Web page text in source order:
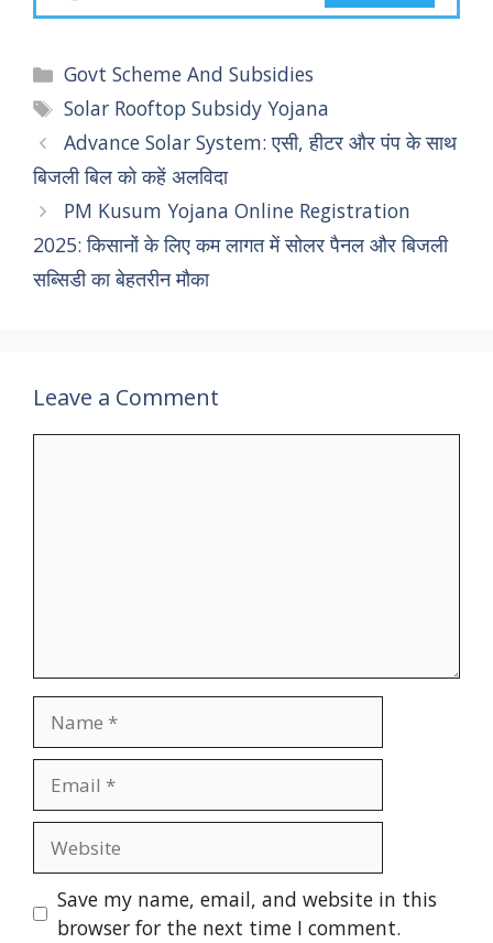
Categories
Govt Scheme And Subsidies
Tags
Solar Rooftop Subsidy Yojana
Advance Solar System: एसी, हीटर और पंप के साथ
बिजली बिल को कहें अलविदा
PM Kusum Yojana Online Registration
2025: किसानों के लिए कम लागत में सोलर पैनल और बिजली
सब्सिडी का बेहतरीन मौका
Leave a Comment
Name
Email
Website
Save my name, email, and website in this
browser for the next time I comment.